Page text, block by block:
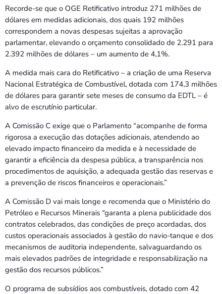
Recorde-se que o OGE Retificativo introduz 271 milhões de
dólares em medidas adicionais, dos quais 192 milhões
correspondem a novas despesas sujeitas a aprovação
parlamentar, elevando o orçamento consolidado de 2.291 para
2.392 milhões de dólares – um aumento de 4,1%.
A medida mais cara do Retificativo – a criação de uma Reserva
Nacional Estratégica de Combustível, dotada com 174,3 milhões
de dólares para garantir sete meses de consumo da EDTL – é
alvo de escrutínio particular.
A Comissão C exige que o Parlamento “acompanhe de forma
rigorosa a execução das dotações adicionais, atendendo ao
elevado impacto financeiro da medida e à necessidade de
garantir a eficiência da despesa pública, a transparência nos
procedimentos de aquisição, a adequada gestão das reservas e
a prevenção de riscos financeiros e operacionais.”
A Comissão D vai mais longe e recomenda que o Ministério do
Petróleo e Recursos Minerais “garanta a plena publicidade dos
contratos celebrados, das condições de preço acordadas, dos
custos operacionais associados à gestão do navio-tanque e dos
mecanismos de auditoria independente, salvaguardando os
mais elevados padrões de integridade e responsabilização na
gestão dos recursos públicos.”
O programa de subsídios aos combustíveis, dotado com 42